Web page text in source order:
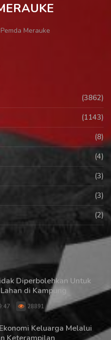
Merauke
(3862)
(1143)
(8)
(4)
(3)
(3)
(2)
Diperbolehkan Untuk
di Kampung
28891
Keluarga Melalui